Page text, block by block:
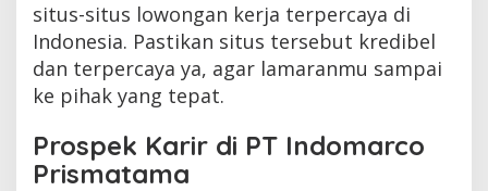
situs-situs lowongan kerja terpercaya di
Indonesia. Pastikan situs tersebut kredibel
dan terpercaya ya, agar lamaranmu sampai
ke pihak yang tepat.
Prospek Karir di PT Indomarco
Prismatama